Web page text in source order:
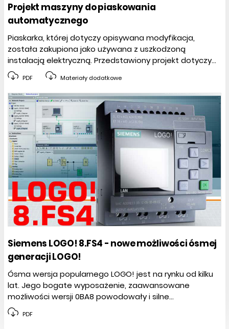
Projekt maszyny do piaskowania
automatycznego
Piaskarka, której dotyczy opisywana modyfikacja,
została zakupiona jako używana z uszkodzoną
instalacją elektryczną. Przedstawiony projekt dotyczy...
PDF Materiały dodatkowe
Siemens LOGO! 8.FS4 - nowe możliwości ósmej
generacji LOGO!
Ósma wersja popularnego LOGO! jest na rynku od kilku
lat. Jego bogate wyposażenie, zaawansowane
możliwości wersji 0BA8 powodowały i silne...
PDF